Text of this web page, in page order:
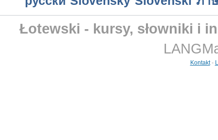
Łotewski - kursy, słowniki i
Kontakt-